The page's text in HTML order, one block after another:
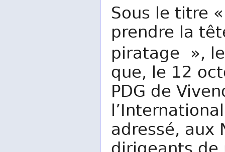
Sous le titre
prendre la
piratage »,
que, le 12
PDG de
adressé, aux